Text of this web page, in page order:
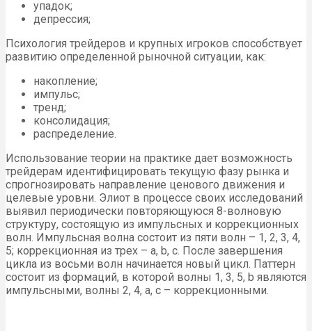
упадок;
депрессия;
Психология трейдеров и крупных игроков способствует
развитию определенной рыночной ситуации, как:
накопление;
импульс;
тренд;
консолидация;
распределение.
Использование теории на практике дает возможность
трейдерам идентифицировать текущую фазу рынка и
спрогнозировать направление ценового движения и
целевые уровни. Элиот в процессе своих исследований
выявил периодически повторяющуюся 8-волновую
структуру, состоящую из импульсных и коррекционных
волн. Импульсная волна состоит из пяти волн – 1, 2, 3, 4,
5; коррекционная из трех – a, b, c. После завершения
цикла из восьми волн начинается новый цикл. Паттерн
состоит из формаций, в которой волны 1, 3, 5, b являются
импульсными, волны 2, 4, a, c – коррекционными.